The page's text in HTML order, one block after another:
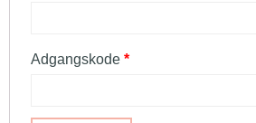
Adgangskode *